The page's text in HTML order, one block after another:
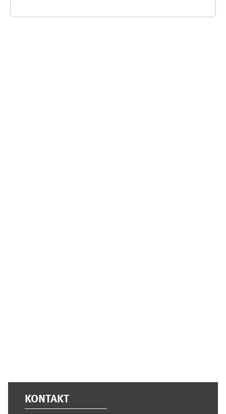
KONTAKT